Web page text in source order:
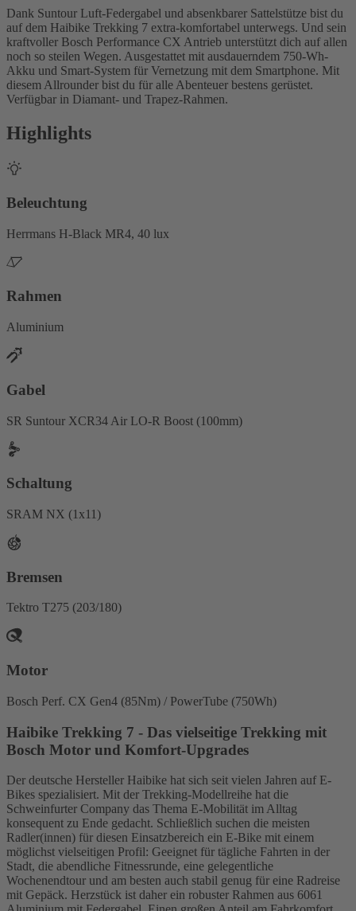
Dank Suntour Luft-Federgabel und absenkbarer Sattelstütze bist du
auf dem Haibike Trekking 7 extra-komfortabel unterwegs. Und sein
kraftvoller Bosch Performance CX Antrieb unterstützt dich auf allen
noch so steilen Wegen. Ausgestattet mit ausdauerndem 750-Wh-
Akku und Smart-System für Vernetzung mit dem Smartphone. Mit
diesem Allrounder bist du für alle Abenteuer bestens gerüstet.
Verfügbar in Diamant- und Trapez-Rahmen.
Highlights
Beleuchtung
Herrmans H-Black MR4, 40 lux
Rahmen
Aluminium
Gabel
SR Suntour XCR34 Air LO-R Boost (100mm)
Schaltung
SRAM NX (1x11)
Bremsen
Tektro T275 (203/180)
Motor
Bosch Perf. CX Gen4 (85Nm) / PowerTube (750Wh)
Haibike Trekking 7 - Das vielseitige Trekking mit
Bosch Motor und Komfort-Upgrades
Der deutsche Hersteller Haibike hat sich seit vielen Jahren auf E-
Bikes spezialisiert. Mit der Trekking-Modellreihe hat die
Schweinfurter Company das Thema E-Mobilität im Alltag
konsequent zu Ende gedacht. Schließlich suchen die meisten
Radler(innen) für diesen Einsatzbereich ein E-Bike mit einem
möglichst vielseitigen Profil: Geeignet für tägliche Fahrten in der
Stadt, die abendliche Fitnessrunde, eine gelegentliche
Wochenendtour und am besten auch stabil genug für eine Radreise
mit Gepäck. Herzstück ist daher ein robuster Rahmen aus 6061